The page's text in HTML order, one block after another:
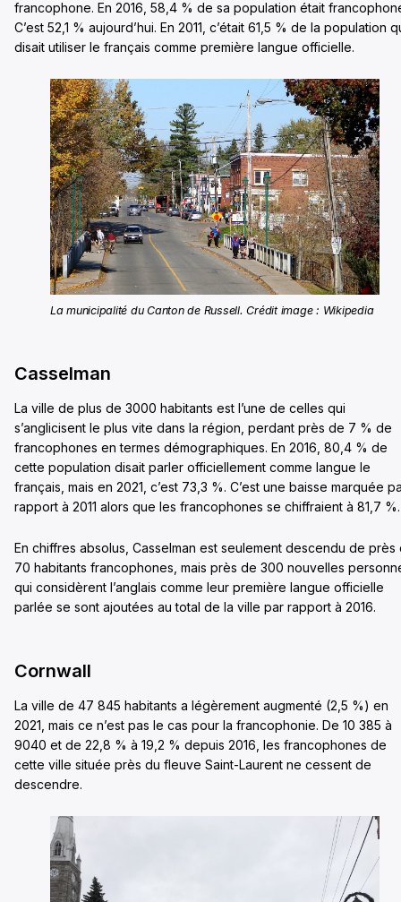
francophone. En 2016, 58,4 % de sa population était
C’est 52,1 % aujourd’hui. En 2011, c’était 61,5 % de la population
disait utiliser le français comme première langue officielle.
La municipalité du Canton de Russell. Crédit image : Wikipedia
Casselman
La ville de plus de 3000 habitants est l’une de celles qui
s’anglicisent le plus vite dans la région, perdant près de 7 % de
francophones en termes démographiques. En 2016, 80,4 % de
cette population disait parler officiellement comme langue le
français, mais en 2021, c’est 73,3 %. C’est une baisse marquée
rapport à 2011 alors que les francophones se chiffraient à 81,7 %.
En chiffres absolus, Casselman est seulement descendu de près
70 habitants francophones, mais près de 300 nouvelles
qui considèrent l’anglais comme leur première langue officielle
parlée se sont ajoutées au total de la ville par rapport à 2016.
Cornwall
La ville de 47 845 habitants a légèrement augmenté (2,5 %) en
2021, mais ce n’est pas le cas pour la francophonie. De 10 385 à
9040 et de 22,8 % à 19,2 % depuis 2016, les francophones de
cette ville située près du fleuve Saint-Laurent ne cessent de
descendre.